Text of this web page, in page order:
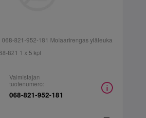
821-952-181 Molaarirengas yläleuka
821 1 x 5 kpl
Valmistajan
tuotenumero:
068-821-952-181